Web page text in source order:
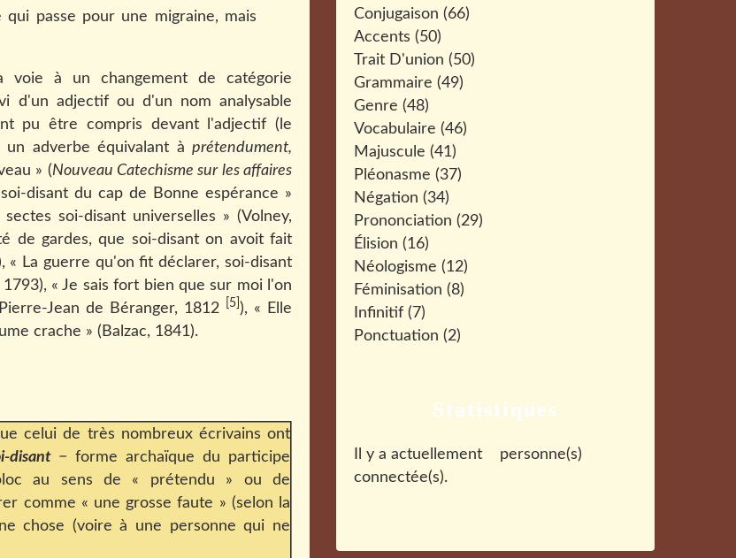
passe pour une migraine, mais
à un changement de catégorie
d'un adjectif ou d'un nom analysable
pu être compris devant l'adjectif (le
adverbe équivalant à prétendument,
» (Nouveau Catechisme sur les affaires
disant du cap de Bonne espérance »
soi-disant universelles » (Volney,
de gardes, que soi-disant on avoit fait
« La guerre qu'on fit déclarer, soi-disant
« Je sais fort bien que sur moi l'on
Jean de Béranger, 1812
[5] ), « Elle
crache » (Balzac, 1841).
celui de très nombreux écrivains ont
disant − forme archaïque du participe
au sens de « prétendu » ou de
comme « une grosse faute » (selon la
chose (voire à une personne qui ne
Conjugaison (66)
Accents (50)
Trait D'union (50)
Grammaire (49)
Genre (48)
Vocabulaire (46)
Majuscule (41)
Pléonasme (37)
Négation (34)
Prononciation (29)
Élision (16)
Néologisme (12)
Féminisation (8)
Infinitif (7)
Ponctuation (2)
Statistiques
Il y a actuellement
personne(s)
connectée(s).